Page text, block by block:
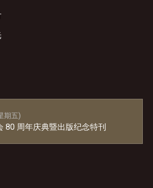
期五)
80 周年庆典暨出版纪念特刊